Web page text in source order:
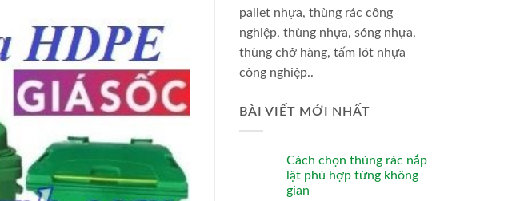
pallet nhựa, thùng rác công
nghiệp, thùng nhựa, sóng nhựa,
thùng chở hàng, tấm lót nhựa
công nghiệp..
BÀI VIẾT MỚI NHẤT
Cách chọn thùng rác nắp
lật phù hợp từng không
gian